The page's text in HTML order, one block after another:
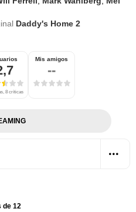
Daddy's Home 2
8 críticas
Mis amigos
--
de 12